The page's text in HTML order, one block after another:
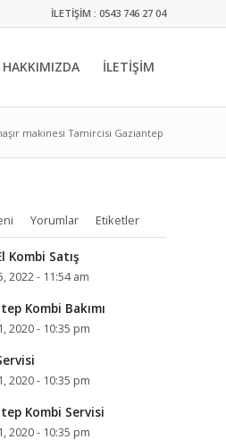
İLETİŞİM : 0543 746 27 04
HAKKIMIZDA İLETİŞİM
makinesi Tamircisi Gaziantep
Yorumlar Etiketler
Kombi Satış
2022 - 11:54 am
Kombi Bakımı
2020 - 10:35 pm
2020 - 10:35 pm
Kombi Servisi
2020 - 10:35 pm